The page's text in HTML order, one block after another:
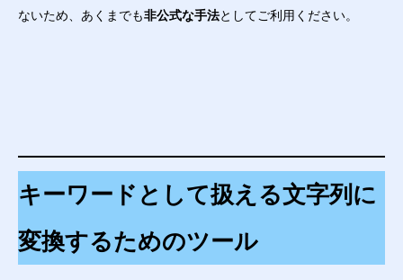
ないため、あくまでも非公式な手法としてご利用ください。
キーワードとして扱える文字列に
変換するためのツール